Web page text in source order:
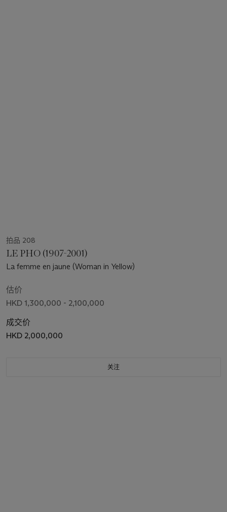
拍品 208
LE PHO (1907-2001)
La femme en jaune (Woman in Yellow)
估价
HKD 1,300,000 - 2,100,000
成交价
HKD 2,000,000
关注